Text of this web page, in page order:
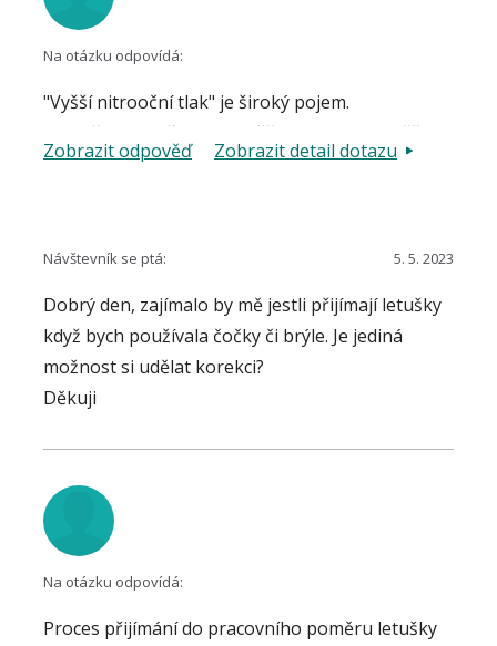
Na otázku odpovídá:
"Vyšší nitrooční tlak" je široký pojem.
Pravděpodobně byla naměřena hodnota vyšší
než je tzv. statistická norma. To však ještě
funkcí ani změny morfologické, jednalo by se
pravidelné kontroly (mimo jiné oftamoskopie
terče zrakového nervu, perimetrie, OCT), a
pokud nejsou zjištěny změny, nenasazuje se
léčba. Pokud máte obtíže, zkuste se objednat na
tato vyšetření v dřívějším termínu.
Zobrazit odpověď Zobrazit detail dotazu
Návštevník se ptá: 5. 5. 2023
Dobrý den, zajímalo by mě jestli přijímají letušky
když bych používala čočky či brýle. Je jediná
možnost si udělat korekci?
Děkuji
Na otázku odpovídá:
Proces přijímání do pracovního poměru letušky